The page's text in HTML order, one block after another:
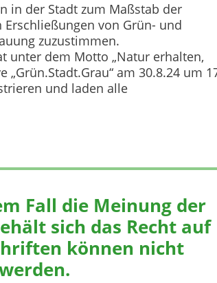
in der Stadt zum Maßstab der
von Grün- und
zuzustimmen.
unter dem Motto „Natur erhalten,
am 30.8.24 um
und laden alle
Fall die Meinung der
sich das Recht auf
können nicht